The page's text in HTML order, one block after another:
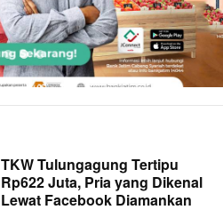
TKW Tulungagung Tertipu
Rp622 Juta, Pria yang Dikenal
Lewat Facebook Diamankan